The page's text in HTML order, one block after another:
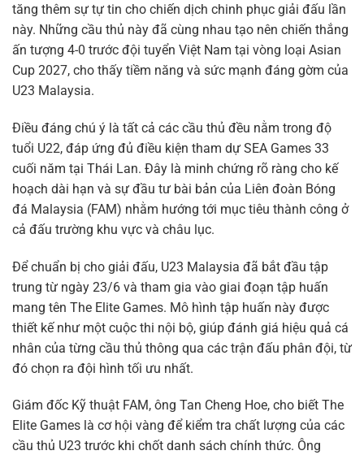
tăng thêm sự tự tin cho chiến dịch chinh phục giải đấu lần
này. Những cầu thủ này đã cùng nhau tạo nên chiến thắng
ấn tượng 4-0 trước đội tuyển Việt Nam tại vòng loại Asian
Cup 2027, cho thấy tiềm năng và sức mạnh đáng gờm của
U23 Malaysia.
Điều đáng chú ý là tất cả các cầu thủ đều nằm trong độ
tuổi U22, đáp ứng đủ điều kiện tham dự SEA Games 33
cuối năm tại Thái Lan. Đây là minh chứng rõ ràng cho kế
hoạch dài hạn và sự đầu tư bài bản của Liên đoàn Bóng
đá Malaysia (FAM) nhằm hướng tới mục tiêu thành công ở
cả đấu trường khu vực và châu lục.
Để chuẩn bị cho giải đấu, U23 Malaysia đã bắt đầu tập
trung từ ngày 23/6 và tham gia vào giai đoạn tập huấn
mang tên The Elite Games. Mô hình tập huấn này được
thiết kế như một cuộc thi nội bộ, giúp đánh giá hiệu quả cá
nhân của từng cầu thủ thông qua các trận đấu phân đội, từ
đó chọn ra đội hình tối ưu nhất.
Giám đốc Kỹ thuật FAM, ông Tan Cheng Hoe, cho biết The
Elite Games là cơ hội vàng để kiểm tra chất lượng của các
cầu thủ U23 trước khi chốt danh sách chính thức. Ông